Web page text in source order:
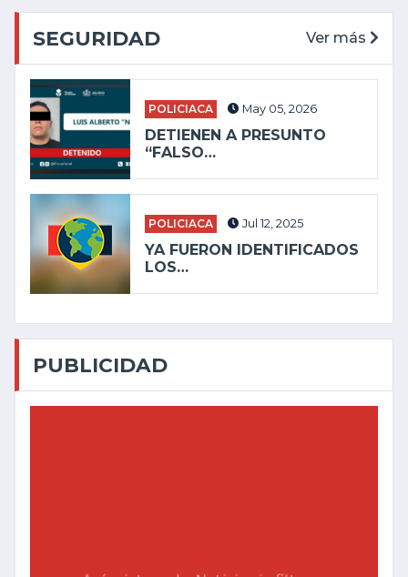
SEGURIDAD Ver más
POLICIACA May 05, 2026
DETIENEN A PRESUNTO
“FALSO…
POLICIACA Jul 12, 2025
YA FUERON IDENTIFICADOS
LOS…
PUBLICIDAD